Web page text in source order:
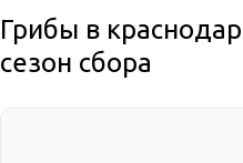
Грибы в
сезон сбора